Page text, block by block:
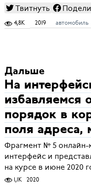
Твитнуть
4,8K 2019 автомобиль
Дальше
На
избавляемся
порядок в
поля адреса,
Фрагмент № 5 онлайн-
интерфейс и
на курсе в июне 2020
1,1K 2020